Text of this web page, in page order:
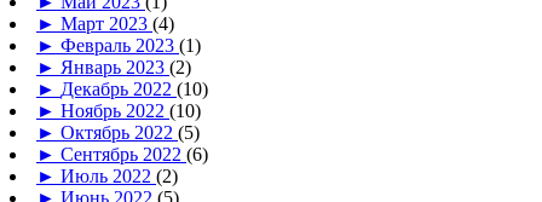
► Март 2023 (4)
► Февраль 2023 (1)
► Январь 2023 (2)
► Декабрь 2022 (10)
► Ноябрь 2022 (10)
► Октябрь 2022 (5)
► Сентябрь 2022 (6)
► Июль 2022 (2)